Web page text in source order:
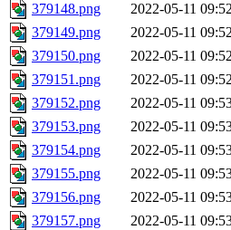
379148.png
2022-05-11
379149.png
2022-05-11
379150.png
2022-05-11
379151.png
2022-05-11
379152.png
2022-05-11
379153.png
2022-05-11
379154.png
2022-05-11
379155.png
2022-05-11
379156.png
2022-05-11
379157.png
2022-05-11